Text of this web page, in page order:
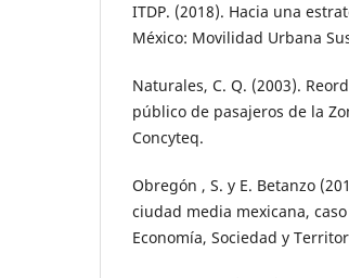
ITDP. (2018). Hacia una
México: Movilidad Urbana
Naturales, C. Q. (2003).
público de pasaje­ros de la
Concyteq.
Obregón , S. y E. Betanzo
ciudad media mexicana,
Economía, Sociedad y